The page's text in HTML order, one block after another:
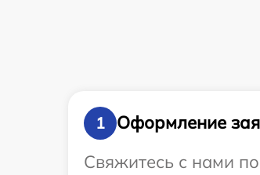
1
Оформление
Свяжитесь с нами